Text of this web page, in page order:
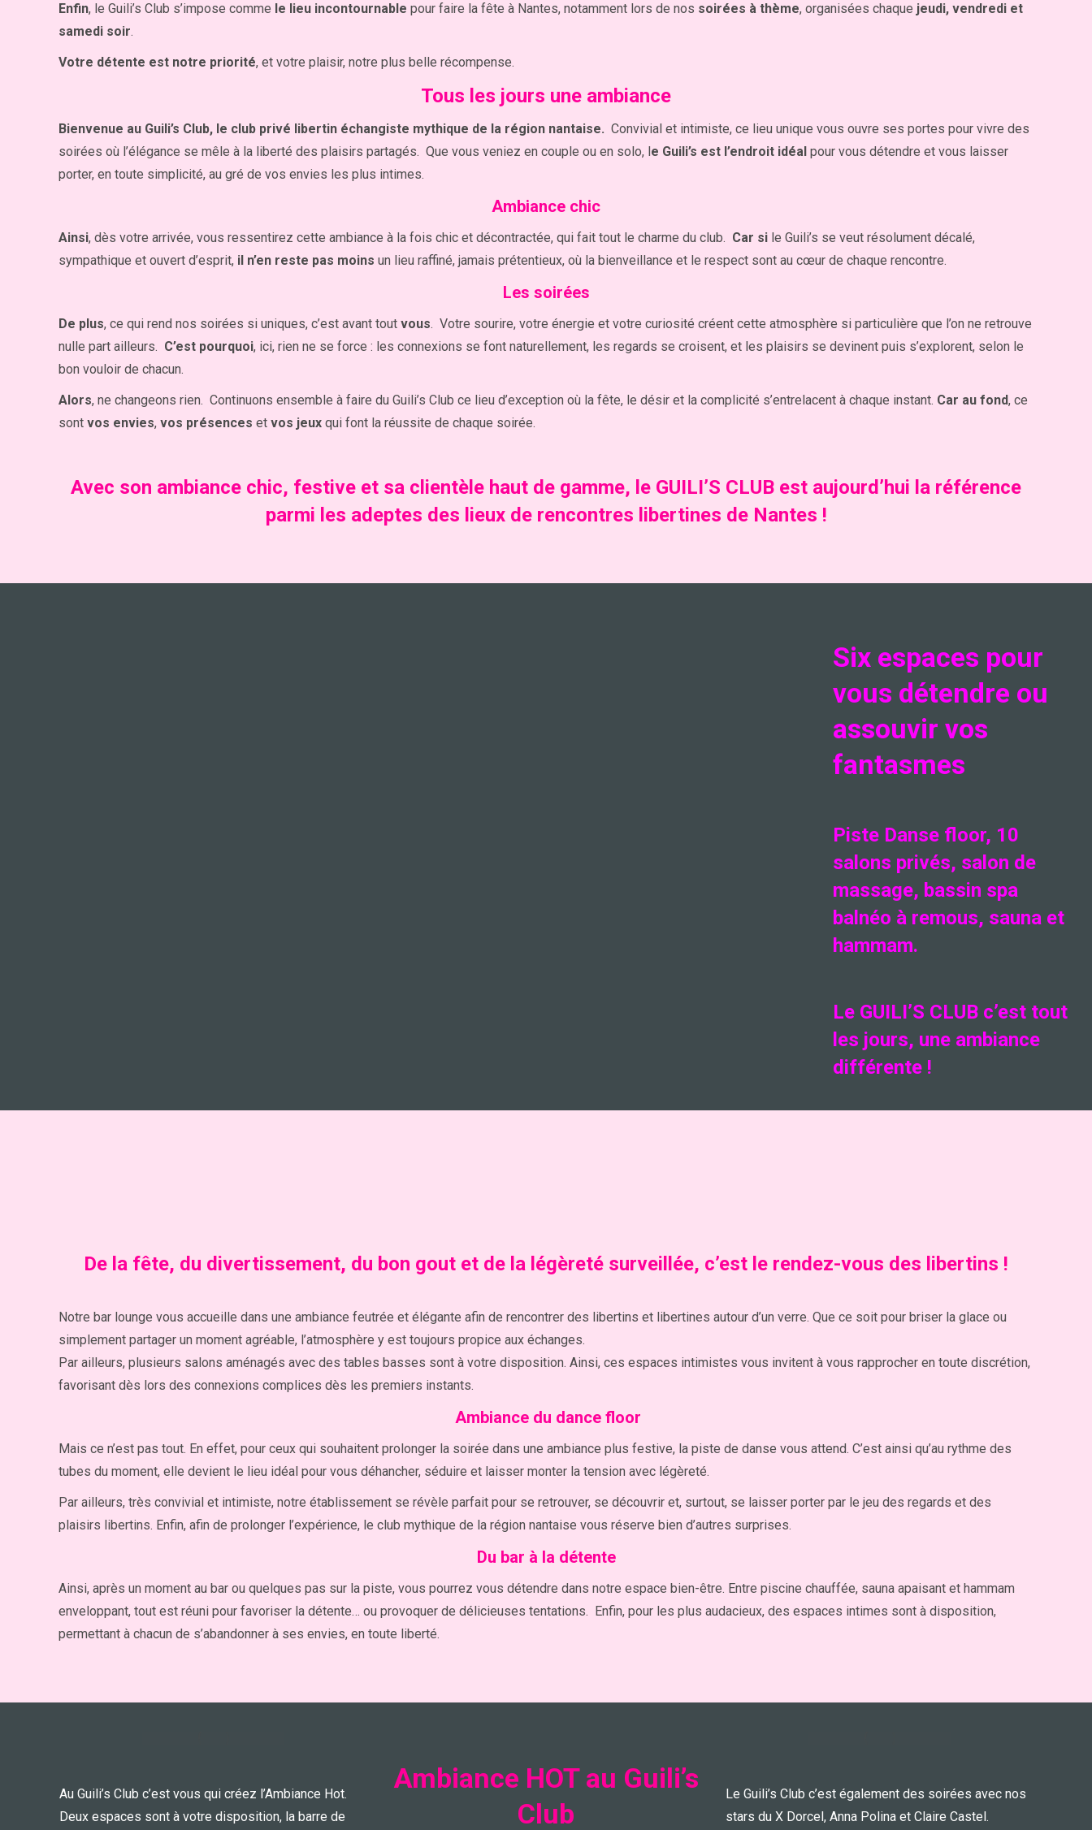
Enfin, le Guili’s Club s’impose comme le lieu incontournable pour faire la fête à Nantes, notamment lors de nos soirées à thème, organisées chaque jeudi, vendredi et
samedi soir.
Votre détente est notre priorité, et votre plaisir, notre plus belle récompense.
Tous les jours une ambiance
Bienvenue au Guili’s Club, le club privé libertin échangiste mythique de la région nantaise. Convivial et intimiste, ce lieu unique vous ouvre ses portes pour vivre des
soirées où l’élégance se mêle à la liberté des plaisirs partagés. Que vous veniez en couple ou en solo, le Guili’s est l’endroit idéal pour vous détendre et vous laisser
porter, en toute simplicité, au gré de vos envies les plus intimes.
Ambiance chic
Ainsi, dès votre arrivée, vous ressentirez cette ambiance à la fois chic et décontractée, qui fait tout le charme du club. Car si le Guili’s se veut résolument décalé,
sympathique et ouvert d’esprit, il n’en reste pas moins un lieu raffiné, jamais prétentieux, où la bienveillance et le respect sont au cœur de chaque rencontre.
Les soirées
De plus, ce qui rend nos soirées si uniques, c’est avant tout vous. Votre sourire, votre énergie et votre curiosité créent cette atmosphère si particulière que l’on ne retrouve
nulle part ailleurs. C’est pourquoi, ici, rien ne se force : les connexions se font naturellement, les regards se croisent, et les plaisirs se devinent puis s’explorent, selon le
bon vouloir de chacun.
Alors, ne changeons rien. Continuons ensemble à faire du Guili’s Club ce lieu d’exception où la fête, le désir et la complicité s’entrelacent à chaque instant. Car au fond, ce
sont vos envies, vos présences et vos jeux qui font la réussite de chaque soirée.
Avec son ambiance chic, festive et sa clientèle haut de gamme, le GUILI’S CLUB est aujourd’hui la référence
parmi les adeptes des lieux de rencontres libertines de Nantes !
Six espaces pour
vous détendre ou
assouvir vos
fantasmes
Piste Danse floor, 10
salons privés, salon de
massage, bassin spa
balnéo à remous, sauna et
hammam.
Le GUILI’S CLUB c’est tout
les jours, une ambiance
différente !
De la fête, du divertissement, du bon gout et de la légèreté surveillée, c’est le rendez-vous des libertins !
Notre bar lounge vous accueille dans une ambiance feutrée et élégante afin de rencontrer des libertins et libertines autour d’un verre. Que ce soit pour briser la glace ou
simplement partager un moment agréable, l’atmosphère y est toujours propice aux échanges.
Par ailleurs, plusieurs salons aménagés avec des tables basses sont à votre disposition. Ainsi, ces espaces intimistes vous invitent à vous rapprocher en toute discrétion,
favorisant dès lors des connexions complices dès les premiers instants.
Ambiance du dance floor
Mais ce n’est pas tout. En effet, pour ceux qui souhaitent prolonger la soirée dans une ambiance plus festive, la piste de danse vous attend. C’est ainsi qu’au rythme des
tubes du moment, elle devient le lieu idéal pour vous déhancher, séduire et laisser monter la tension avec légèreté.
Par ailleurs, très convivial et intimiste, notre établissement se révèle parfait pour se retrouver, se découvrir et, surtout, se laisser porter par le jeu des regards et des
plaisirs libertins. Enfin, afin de prolonger l’expérience, le club mythique de la région nantaise vous réserve bien d’autres surprises.
Du bar à la détente
Ainsi, après un moment au bar ou quelques pas sur la piste, vous pourrez vous détendre dans notre espace bien-être. Entre piscine chauffée, sauna apaisant et hammam
enveloppant, tout est réuni pour favoriser la détente… ou provoquer de délicieuses tentations. Enfin, pour les plus audacieux, des espaces intimes sont à disposition,
permettant à chacun de s’abandonner à ses envies, en toute liberté.
Au Guili’s Club c’est vous qui créez l’Ambiance Hot.
Deux espaces sont à votre disposition, la barre de
Ambiance HOT au Guili’s
Club
Le Guili’s Club c’est également des soirées avec nos
stars du X Dorcel, Anna Polina et Claire Castel.